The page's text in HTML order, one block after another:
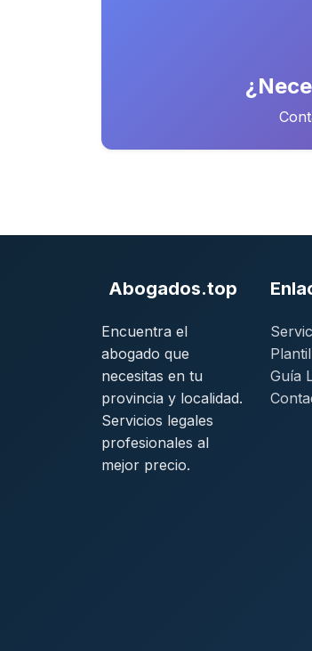
Abogados.top
Encuentra el
abogado que
necesitas en tu
provincia y localidad.
Servicios legales
profesionales al
mejor precio.
Guía